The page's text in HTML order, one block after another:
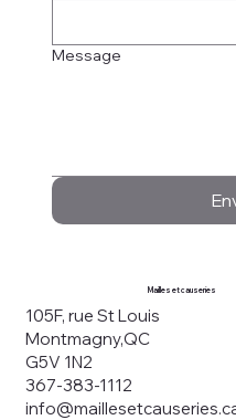
Mailles et causeries
105F, rue St Louis
Montmagny,QC
G5V 1N2
367-383-1112
Message